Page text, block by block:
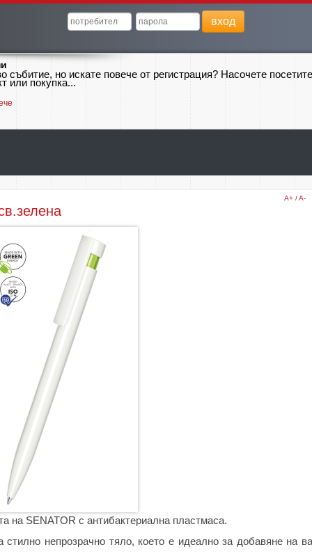
вход
събитие, но искате повече от регистрация? Насочете
или покупка...
A+ /A-
на SENATOR с антибактериална пластмаса.
непрозрачно тяло, което е идеално за добавяне на